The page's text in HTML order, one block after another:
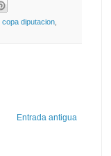
copa diputacion,
Entrada antigua